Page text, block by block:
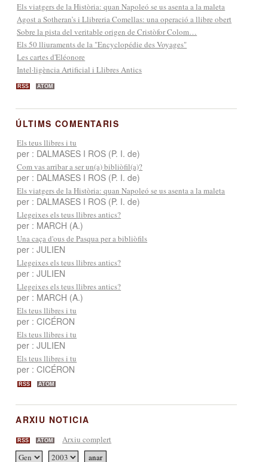
Els viatgers de la Història: quan Napoleó se us asenta a la maleta
Agost a Sotheran’s i Llibreria Comellas: una operació a llibre obert
Sobre la pista del veritable origen de Cristòfor Colom…
Els 50 lliuraments de la "Encyclopédie des Voyages"
Les cartes d'Eléonore
Intel·ligència Artificial i Llibres Antics
RSS ATOM
ÚLTIMS COMENTARIS
Els teus llibres i tu
per : DALMASES I ROS (P. I. de)
Com vas arribar a ser un(a) bibliòfil(a)?
per : DALMASES I ROS (P. I. de)
Els viatgers de la Història: quan Napoleó se us asenta a la maleta
per : DALMASES I ROS (P. I. de)
Llegeixes els teus llibres antics?
per : MARCH (A.)
Una caça d'ous de Pasqua per a bibliòfils
per : JULIEN
Llegeixes els teus llibres antics?
per : JULIEN
Llegeixes els teus llibres antics?
per : MARCH (A.)
Els teus llibres i tu
per : CICÉRON
Els teus llibres i tu
per : JULIEN
Els teus llibres i tu
per : CICÉRON
RSS ATOM
ARXIU NOTICIA
RSS ATOM Arxiu complert